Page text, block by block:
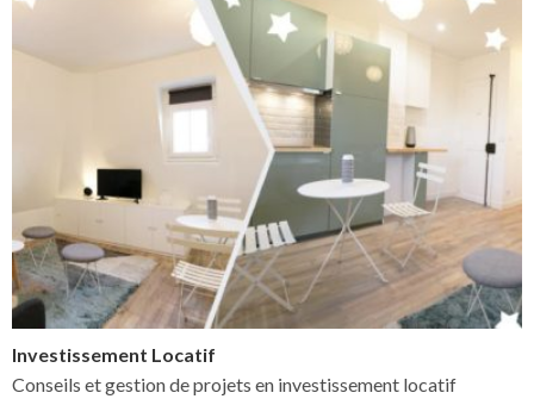
Investissement Locatif
Conseils et gestion de projets en investissement locatif